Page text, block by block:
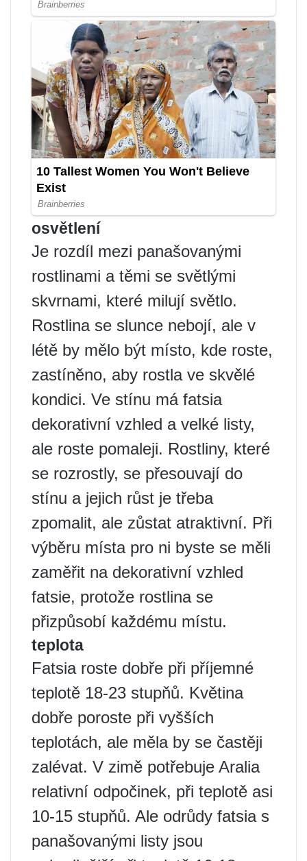
osvětlení
Je rozdíl mezi panašovanými
rostlinami a těmi se světlými
skvrnami, které milují světlo.
Rostlina se slunce nebojí, ale v
létě by mělo být místo, kde roste,
zastíněno, aby rostla ve skvělé
kondici. Ve stínu má fatsia
dekorativní vzhled a velké listy,
ale roste pomaleji. Rostliny, které
se rozrostly, se přesouvají do
stínu a jejich růst je třeba
zpomalit, ale zůstat atraktivní. Při
výběru místa pro ni byste se měli
zaměřit na dekorativní vzhled
fatsie, protože rostlina se
přizpůsobí každému místu.
teplota
Fatsia roste dobře při příjemné
teplotě 18-23 stupňů. Květina
dobře poroste při vyšších
teplotách, ale měla by se častěji
zalévat. V zimě potřebuje Aralia
relativní odpočinek, při teplotě asi
10-15 stupňů. Ale odrůdy fatsia s
panašovanými listy jsou